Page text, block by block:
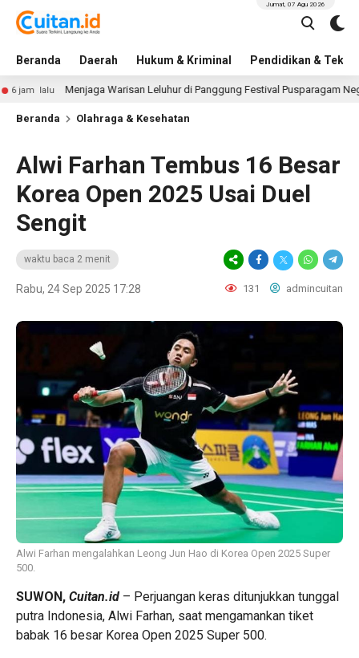
Beranda Daerah Hukum & Kriminal Pendidikan &
Jumat, 07 Agu 2026
Menjaga Warisan Leluhur di Panggung Festival Pusparagam Negeriku
Beranda Olahraga & Kesehatan
Alwi Farhan Tembus 16 Besar
Korea Open 2025 Usai Duel
Sengit
waktu baca 2 menit
Rabu, 24 Sep 2025 17:28 131 admincuitan
Alwi Farhan mengalahkan Leong Jun Hao di Korea Open 2025 Super
500.
SUWON, Cuitan.id – Perjuangan keras ditunjukkan tunggal
putra Indonesia, Alwi Farhan, saat mengamankan tiket
babak 16 besar Korea Open 2025 Super 500.